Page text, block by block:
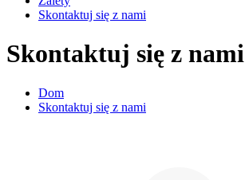
Skontaktuj się z nami
Skontaktuj się z nami
Dom
Skontaktuj się z nami